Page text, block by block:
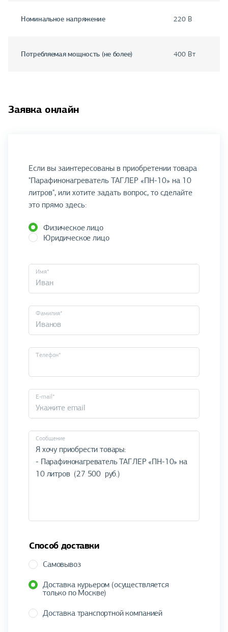
Номинальное напряжение 220 В
Потребляемая мощность (не более) 400 Вт
Заявка онлайн
Если вы заинтересованы в приобретении товара
"Парафинонагреватель ТАГЛЕР «ПН-10» на 10
литров", или хотите задать вопрос, то сделайте
это прямо здесь:
Физическое лицо
Юридическое лицо
Имя*
Фамилия*
Телефон*
E-mail*
Cообщение
Способ доставки
Самовывоз
Доставка курьером (осуществляется
только по Москве)
Доставка транспортной компанией